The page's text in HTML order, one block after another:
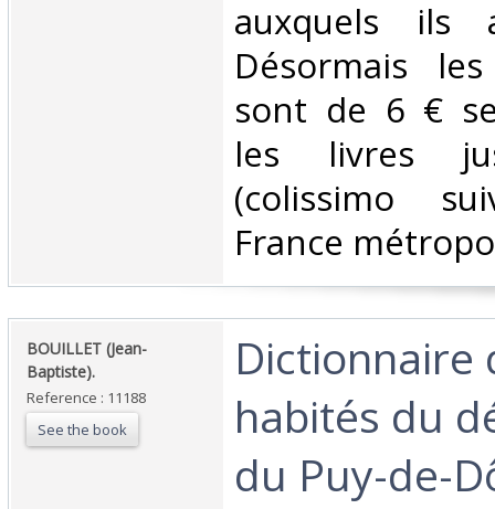
auxquels ils
Désormais
sont de 6 €
les livres
(colissimo
France
‎BOUILLET (Jean-
Baptiste).‎
Reference : 11188
See the book
‎Dictionnaire
habités du
du Puy-de-